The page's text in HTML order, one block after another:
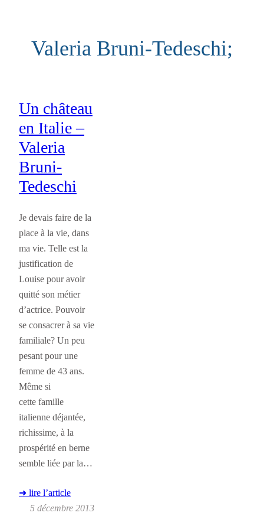
contenuValeria Bruni-Tedeschi;
Un château
en Italie –
Valeria
Bruni-
Tedeschi
Je devais faire de la
place à la vie, dans
ma vie. Telle est la
justification de
Louise pour avoir
quitté son métier
d’actrice. Pouvoir
se consacrer à sa vie
familiale? Un peu
pesant pour une
femme de 43 ans.
Même si
cette famille
italienne déjantée,
richissime, à la
prospérité en berne
semble liée par la…
➜ lire l’article
5 décembre 2013